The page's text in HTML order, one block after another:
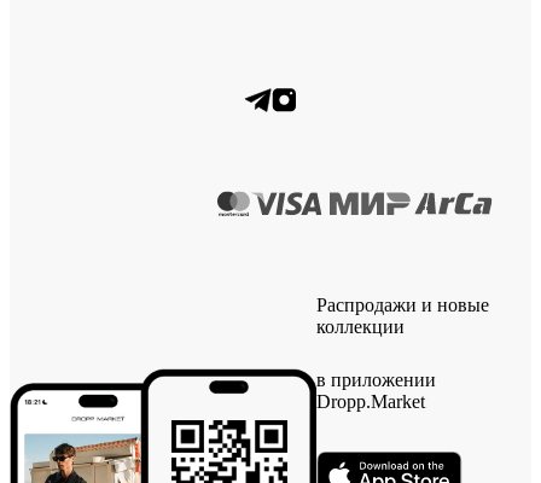
Распродажи и новые
коллекции
в приложении
Dropp.Market